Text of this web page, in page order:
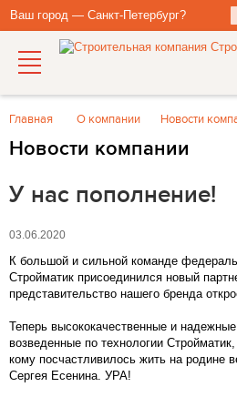
Ваш город — Санкт-Петербург?
Главная О компании Новости
Новости компании
У нас пополнение!
03.06.2020
К большой и сильной команде
Стройматик присоединился новый
представительство нашего бренда
Теперь высококачественные и
возведенные по технологии
кому посчастливилось жить на родине
Сергея Есенина. УРА!